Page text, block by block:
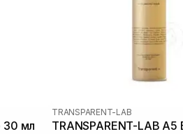
30 мл
TRANSPARENT-LAB
TRANSPARENT-LAB A5